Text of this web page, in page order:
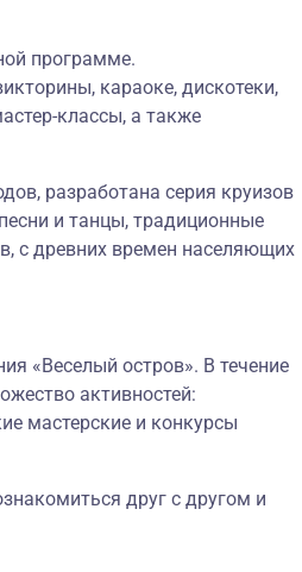
программе.
караоке, дискотеки,
классы, а также
разработана серия круизов
и танцы, традиционные
с древних времен населяющих
«Веселый остров». В течение
активностей:
мастерские и конкурсы
друг с другом и